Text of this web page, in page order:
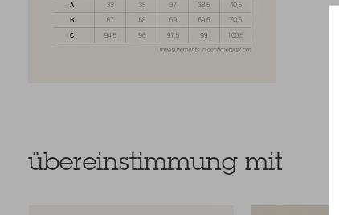
übereinstimmung mit